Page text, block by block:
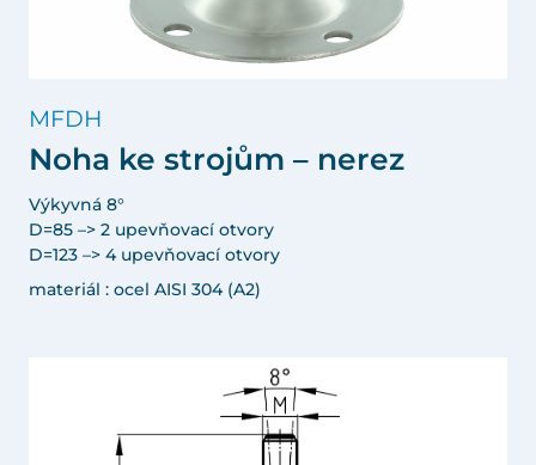
MFDH
Noha ke strojům – nerez
Výkyvná 8°
D=85 –> 2 upevňovací otvory
D=123 –> 4 upevňovací otvory
materiál : ocel AISI 304 (A2)